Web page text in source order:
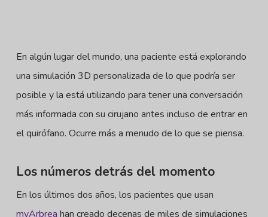
En algún lugar del mundo, una paciente está explorando
una simulación 3D personalizada de lo que podría ser
posible y la está utilizando para tener una conversación
más informada con su cirujano antes incluso de entrar en
el quirófano. Ocurre más a menudo de lo que se piensa.
Los números detrás del momento
En los últimos dos años, los pacientes que usan
myArbrea han creado decenas de miles de simulaciones